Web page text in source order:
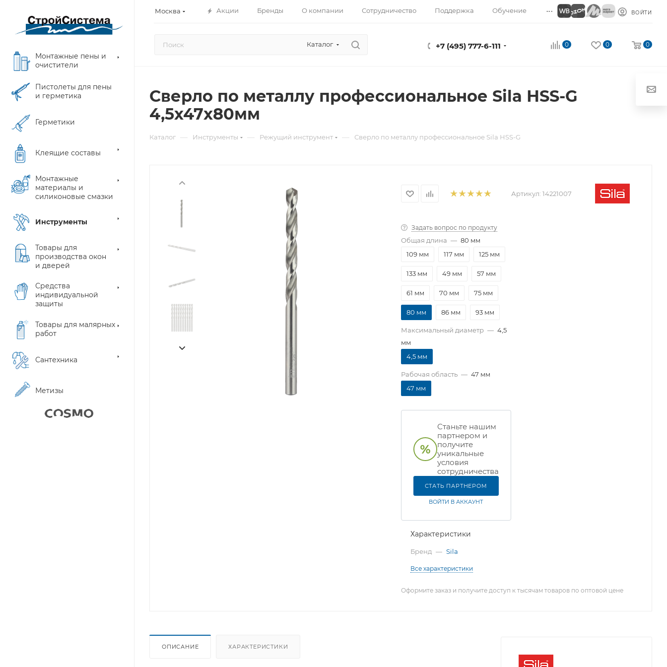
Москва Акции Бренды О компании Сотрудничество Поддержка Обучение ... ВОЙТИ
Каталог +7 (495) 777-6-111 0 0 0
Монтажные пены и
очистители
Пистолеты для пены
и герметика
Герметики
Клеящие составы
Монтажные
материалы и
силиконовые смазки
Инструменты
Товары для
производства окон
и дверей
Средства
индивидуальной
защиты
Товары для малярных
работ
Сантехника
Метизы
Сверло по металлу профессиональное Sila НSS-G
4,5х47х80мм
Каталог — Инструменты — Режущий инструмент — Сверло по металлу профессиональное Sila НSS-G
Артикул: 14221007
Задать вопрос по продукту
Общая длина — 80 мм
109 мм
117 мм 125 мм
133 мм 49 мм 57 мм
61 мм 70 мм 75 мм
80 мм 86 мм 93 мм
Максимальный диаметр — 4,5
мм
4,5 мм
Рабочая область — 47 мм
47 мм
Станьте нашим
партнером и
получите
уникальные
условия
сотрудничества
СТАТЬ ПАРТНЕРОМ
ВОЙТИ В АККАУНТ
Характеристики
Бренд — Sila
Все характеристики
Оформите заказ и получите доступ к тысячам товаров по оптовой цене
ОПИСАНИЕ ХАРАКТЕРИСТИКИ